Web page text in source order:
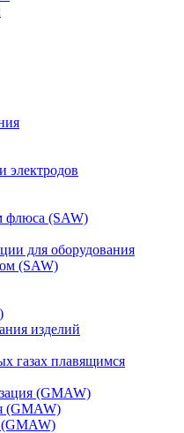
электродов
флюса (SAW)
для оборудования
(SAW)
изделий
газах плавящимся
(GMAW)
(GMAW)